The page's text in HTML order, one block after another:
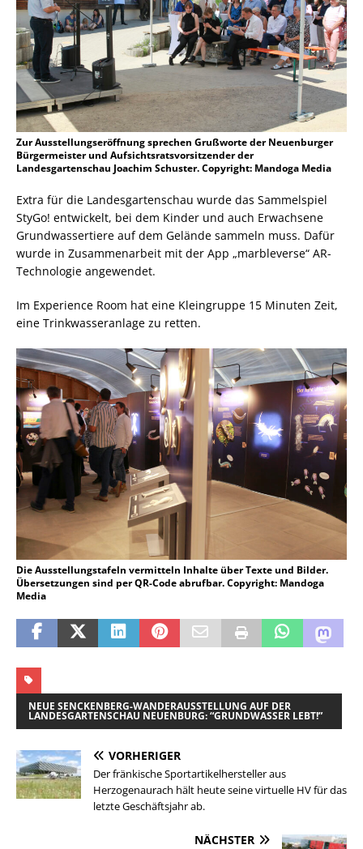
Zur Ausstellungseröffnung sprechen Grußworte der Neuenburger
Bürgermeister und Aufsichtsratsvorsitzender der
Landesgartenschau Joachim Schuster. Copyright: Mandoga Media
Extra für die Landesgartenschau wurde das Sammelspiel
StyGo! entwickelt, bei dem Kinder und auch Erwachsene
Grundwassertiere auf dem Gelände sammeln muss. Dafür
wurde in Zusammenarbeit mit der App „marbleverse“ AR-
Technologie angewendet.
Im Experience Room hat eine Kleingruppe 15 Minuten Zeit,
eine Trinkwasseranlage zu retten.
Die Ausstellungstafeln vermitteln Inhalte über Texte und Bilder.
Übersetzungen sind per QR-Code abrufbar. Copyright: Mandoga
Media
NEUE SENCKENBERG-WANDERAUSSTELLUNG AUF DER
LANDESGARTENSCHAU NEUENBURG: “GRUNDWASSER LEBT!”
VORHERIGER
Der fränkische Sportartikelhersteller aus
Herzogenaurach hält heute seine virtuelle HV für das
letzte Geschäftsjahr ab.
NÄCHSTER